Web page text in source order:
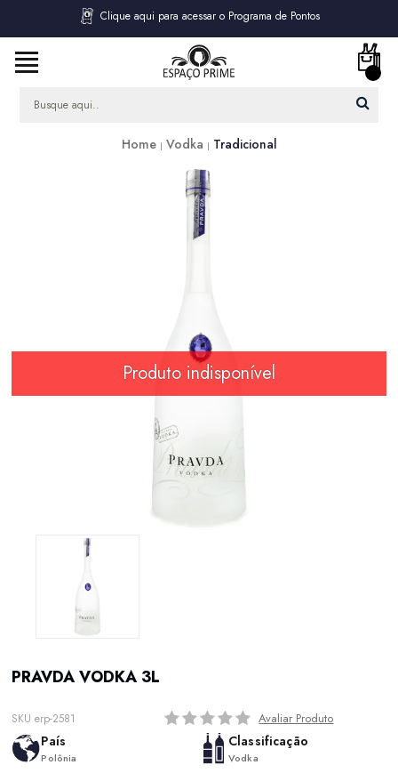
Clique aqui para acessar o Programa de Pontos
Home Vodka Tradicional
Produto indisponível
PRAVDA VODKA 3L
SKU erp-2581 Avaliar Produto
País
Polônia
Classificação
Vodka